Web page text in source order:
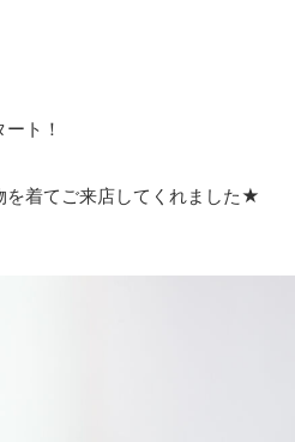
ト！
を着てご来店してくれました★